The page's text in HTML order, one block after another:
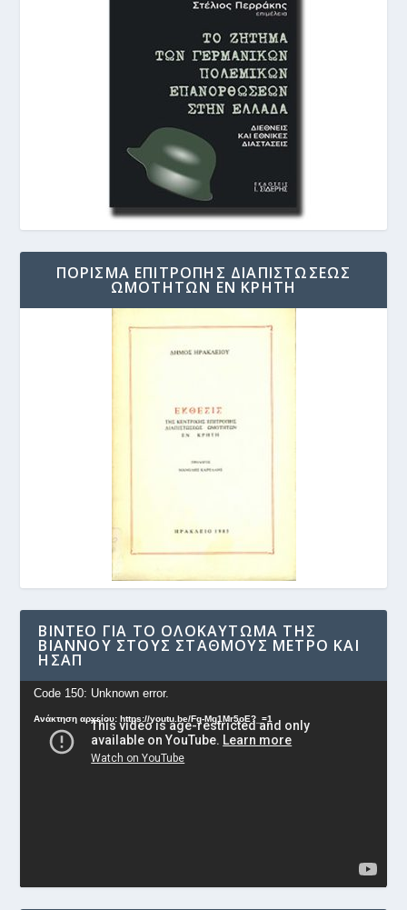
ΠΟΡΙΣΜΑ ΕΠΙΤΡΟΠΗΣ ΔΙΑΠΙΣΤΩΣΕΩΣ
ΩΜΟΤΗΤΩΝ ΕΝ ΚΡΗΤΗ
ΒΊΝΤΕΟ ΓΙΑ ΤΟ ΟΛΟΚΑΎΤΩΜΑ ΤΗΣ
ΒΙΆΝΝΟΥ ΣΤΟΥΣ ΣΤΑΘΜΟΎΣ ΜΕΤΡΟ ΚΑΙ
ΗΣΑΠ
Πρόγραμμα
Αναπαραγωγής
Βίντεο
Code 150: Unknown error.
Ανάκτηση αρχείου: https://youtu.be/Fg-Mq1Mr5oE?_=1